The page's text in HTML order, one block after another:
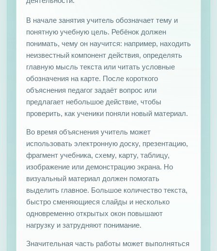
В начале занятия учитель обозначает тему и
понятную учебную цель. Ребёнок должен
понимать, чему он научится: например, находить
неизвестный компонент действия, определять
главную мысль текста или читать условные
обозначения на карте. После короткого
объяснения педагог задаёт вопрос или
предлагает небольшое действие, чтобы
проверить, как ученики поняли новый материал.
Во время объяснения учитель может
использовать электронную доску, презентацию,
фрагмент учебника, схему, карту, таблицу,
изображение или демонстрацию экрана. Но
визуальный материал должен помогать
выделить главное. Большое количество текста,
быстро сменяющиеся слайды и несколько
одновременно открытых окон повышают
нагрузку и затрудняют понимание.
Значительная часть работы может выполняться